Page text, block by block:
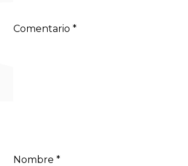
Comentario*
Nombre*